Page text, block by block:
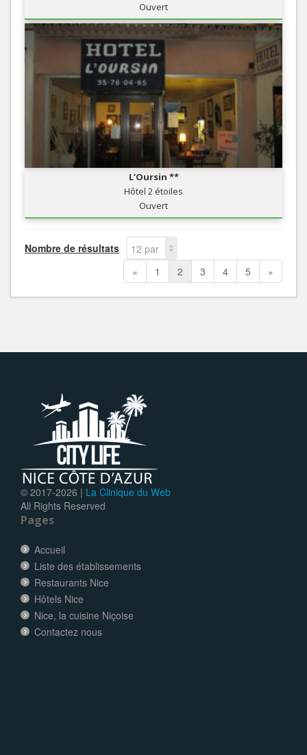
Ouvert
L’Oursin **
Hôtel 2 étoiles
Ouvert
Nombre de résultats
12 par
page
« 1 2 3 4 5 »
© 2017-2026 | La Clinique du Web
All Rights Reserved
Pages
Accueil
Liste des établissements
Restaurants Nice
Hôtels Nice
Nice, la cuisine Niçoise
Contactez nous